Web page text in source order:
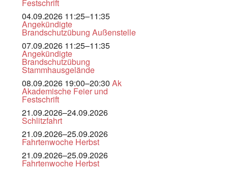
Festschrift
04.09.2026 11:25–11:35
Angekündigte
Brandschutzübung Außenstelle
07.09.2026 11:25–11:35
Angekündigte
Brandschutzübung
Stammhausgelände
08.09.2026 19:00–20:30 Ak
Akademische Feier und
Festschrift
21.09.2026–24.09.2026
Schlitzfahrt
21.09.2026–25.09.2026
Fahrtenwoche Herbst
21.09.2026–25.09.2026
Fahrtenwoche Herbst